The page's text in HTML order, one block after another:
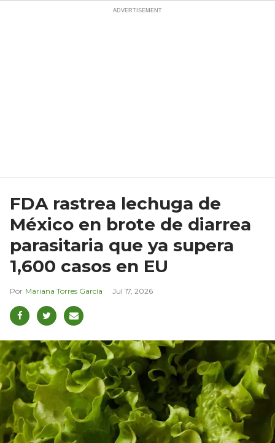
FDA rastrea lechuga de
México en brote de diarrea
parasitaria que ya supera
1,600 casos en EU
Mariana Torres García Jul 17, 2026